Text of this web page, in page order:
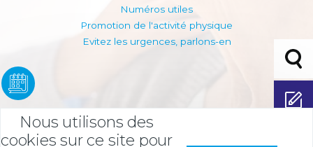
Numéros utiles
Promotion de l'activité physique
Evitez les urgences, parlons-en
Nous utilisons des
cookies sur ce site pour